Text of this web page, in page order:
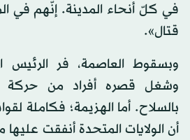
في كلّ أنحاء المدينة. إنّهم في
قتال».
وبسقوط العاصمة، فر الرئيس
وشغل قصره أفراد من حركة
بالسلاح. أما الهزيمة؛ فكاملة
أن الولايات المتحدة أنفقت عليها